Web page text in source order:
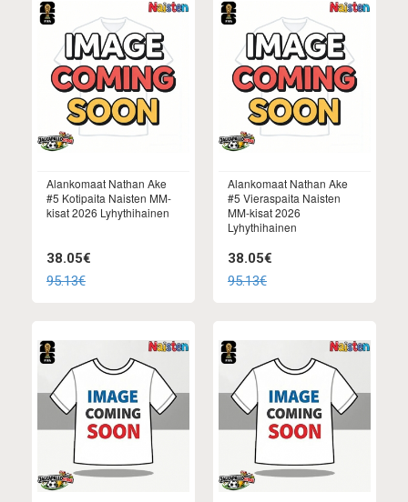
Alankomaat Nathan Ake
#5 Kotipaita Naisten MM-
kisat 2026 Lyhythihainen
38.05€
95.13€
Alankomaat Nathan Ake
#5 Vieraspaita Naisten
MM-kisat 2026
Lyhythihainen
38.05€
95.13€